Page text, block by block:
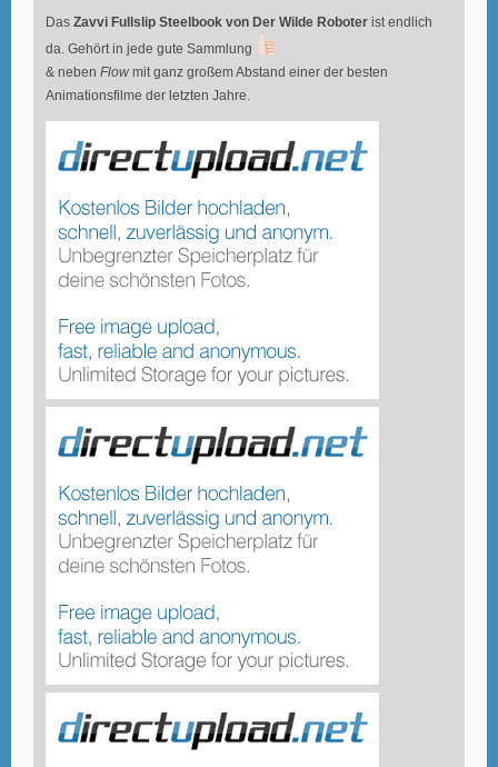
Das Zavvi Fullslip Steelbook von Der Wilde Roboter ist endlich
da. Gehört in jede gute Sammlung
& neben Flow mit ganz großem Abstand einer der besten
Animationsfilme der letzten Jahre.